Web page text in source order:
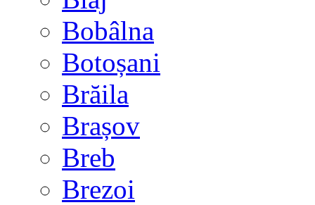
Bobâlna
Botoșani
Brăila
Brașov
Breb
Brezoi